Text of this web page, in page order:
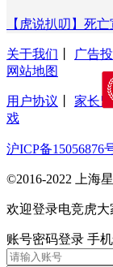
【虎说扒叨】死
关于我们 广告
网站地图
用户协议 家长
戏
沪ICP备15056876
©2016-2022 上海
欢迎登录电竞虎大
账号密码登录 手